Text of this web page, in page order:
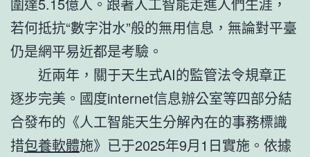
若何抵抗“數字泔水”般的無用信息，無論對平臺
仍是網平易近都是考驗。
近兩年，關于天生式AI的監管法令規章正
逐步完美。國度internet信息辦公室等四部分結
合發布的《人工智能天生分解內在的事務標識
措包養軟體施》已于2025年9月1日實施。依據